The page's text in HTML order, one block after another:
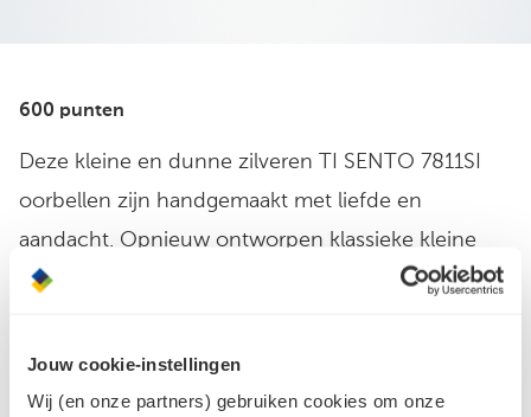
Jouw cookie-instellingen
Wij (en onze partners) gebruiken cookies om onze
600 punten
Deze kleine en dunne zilveren TI SENTO 7811SI
oorbellen zijn handgemaakt met liefde en
aandacht. Opnieuw ontworpen klassieke kleine
oorringen die elegant en nauwsluitend om je oor
ringen voor een trendy en verfijnd oor feest!